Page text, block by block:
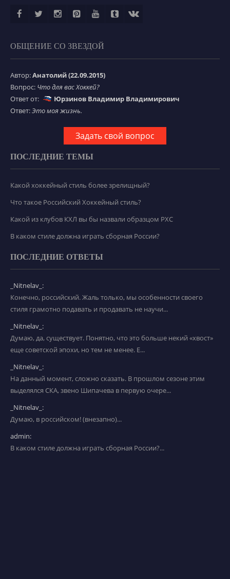
ОБЩЕНИЕ СО ЗВЕЗДОЙ
Автор:Анатолий (22.09.2015)
Вопрос: Что для вас Хоккей?
Ответ от:
Юрзинов Владимир Владимирович
Ответ:Это моя жизнь.
Задать свой вопрос
ПОСЛЕДНИЕ ТЕМЫ
Какой хоккейный стиль более зрелищный?
Что такое Российский Хоккейный стиль?
Какой из клубов КХЛ вы бы назвали образцом РХС
В каком стиле должна играть сборная России?
ПОСЛЕДНИЕ ОТВЕТЫ
_Nitnelav_:
Конечно, российский. Жаль только, мы особенности своего
стиля грамотно подавать и продавать не научи...
_Nitnelav_:
Думаю, да, существует. Понятно, что это больше некий «хвост»
еще советской эпохи, но тем не менее. Е...
_Nitnelav_:
На данный момент, сложно сказать. В прошлом сезоне этим
выделялся СКА, звено Шипачева в первую очере...
_Nitnelav_:
Думаю, в российском! (внезапно)...
admin:
В каком стиле должна играть сборная России?...